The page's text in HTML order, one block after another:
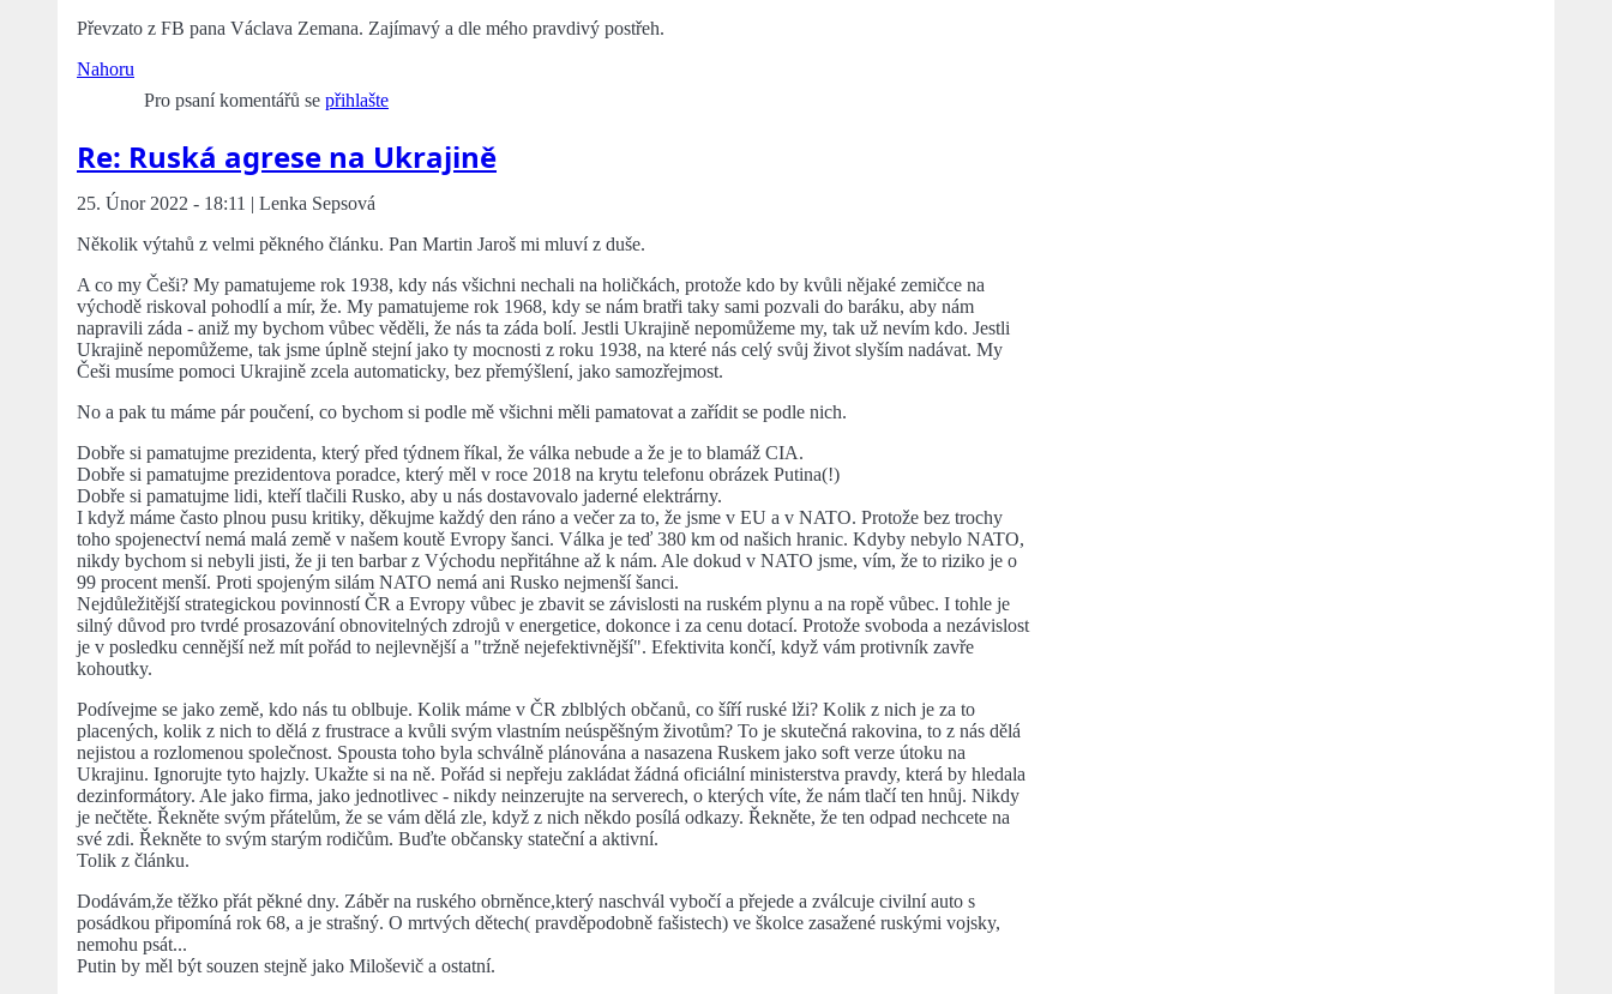
Převzato z FB pana Václava Zemana. Zajímavý a dle mého pravdivý postřeh.
Nahoru
Pro psaní komentářů se přihlašte
Re: Ruská agrese na Ukrajině
25. Únor 2022 - 18:11 | Lenka Sepsová
Několik výtahů z velmi pěkného článku. Pan Martin Jaroš mi mluví z duše.
A co my Češi? My pamatujeme rok 1938, kdy nás všichni nechali na holičkách, protože kdo by kvůli nějaké zemičce na
východě riskoval pohodlí a mír, že. My pamatujeme rok 1968, kdy se nám bratři taky sami pozvali do baráku, aby nám
napravili záda - aniž my bychom vůbec věděli, že nás ta záda bolí. Jestli Ukrajině nepomůžeme my, tak už nevím kdo. Jestli
Ukrajině nepomůžeme, tak jsme úplně stejní jako ty mocnosti z roku 1938, na které nás celý svůj život slyším nadávat. My
Češi musíme pomoci Ukrajině zcela automaticky, bez přemýšlení, jako samozřejmost.
No a pak tu máme pár poučení, co bychom si podle mě všichni měli pamatovat a zařídit se podle nich.
Dobře si pamatujme prezidenta, který před týdnem říkal, že válka nebude a že je to blamáž CIA.
Dobře si pamatujme prezidentova poradce, který měl v roce 2018 na krytu telefonu obrázek Putina(!)
Dobře si pamatujme lidi, kteří tlačili Rusko, aby u nás dostavovalo jaderné elektrárny.
I když máme často plnou pusu kritiky, děkujme každý den ráno a večer za to, že jsme v EU a v NATO. Protože bez trochy
toho spojenectví nemá malá země v našem koutě Evropy šanci. Válka je teď 380 km od našich hranic. Kdyby nebylo NATO,
nikdy bychom si nebyli jisti, že ji ten barbar z Východu nepřitáhne až k nám. Ale dokud v NATO jsme, vím, že to riziko je o
99 procent menší. Proti spojeným silám NATO nemá ani Rusko nejmenší šanci.
Nejdůležitější strategickou povinností ČR a Evropy vůbec je zbavit se závislosti na ruském plynu a na ropě vůbec. I tohle je
silný důvod pro tvrdé prosazování obnovitelných zdrojů v energetice, dokonce i za cenu dotací. Protože svoboda a nezávislost
je v posledku cennější než mít pořád to nejlevnější a "tržně nejefektivnější". Efektivita končí, když vám protivník zavře
kohoutky.
Podívejme se jako země, kdo nás tu oblbuje. Kolik máme v ČR zblblých občanů, co šíří ruské lži? Kolik z nich je za to
placených, kolik z nich to dělá z frustrace a kvůli svým vlastním neúspěšným životům? To je skutečná rakovina, to z nás dělá
nejistou a rozlomenou společnost. Spousta toho byla schválně plánována a nasazena Ruskem jako soft verze útoku na
Ukrajinu. Ignorujte tyto hajzly. Ukažte si na ně. Pořád si nepřeju zakládat žádná oficiální ministerstva pravdy, která by hledala
dezinformátory. Ale jako firma, jako jednotlivec - nikdy neinzerujte na serverech, o kterých víte, že nám tlačí ten hnůj. Nikdy
je nečtěte. Řekněte svým přátelům, že se vám dělá zle, když z nich někdo posílá odkazy. Řekněte, že ten odpad nechcete na
své zdi. Řekněte to svým starým rodičům. Buďte občansky stateční a aktivní.
Tolik z článku.
Dodávám,že těžko přát pěkné dny. Záběr na ruského obrněnce,který naschvál vybočí a přejede a zválcuje civilní auto s
posádkou připomíná rok 68, a je strašný. O mrtvých dětech( pravděpodobně fašistech) ve školce zasažené ruskými vojsky,
nemohu psát...
Putin by měl být souzen stejně jako Miloševič a ostatní.